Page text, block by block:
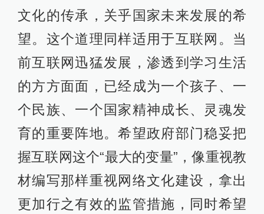
文化的传承，关乎国家未来发展的希
望。这个道理同样适用于互联网。当
前互联网迅猛发展，渗透到学习生活
的方方面面，已经成为一个孩子、一
个民族、一个国家精神成长、灵魂发
育的重要阵地。希望政府部门稳妥把
握互联网这个“最大的变量”，像重视教
材编写那样重视网络文化建设，拿出
更加行之有效的监管措施，同时希望